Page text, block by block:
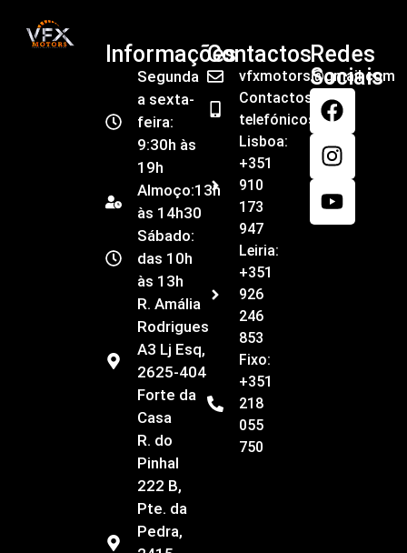
Informações
Segunda
a sexta-
feira:
9:30h às
19h
Almoço:13h
às 14h30
Sábado:
das 10h
às 13h
R. Amália
Rodrigues
A3 Lj Esq,
2625-404
Forte da
Casa
R. do
Pinhal
222 B,
Pte. da
Pedra,
Contactos
vfxmotors@gmail.com
Contactos
telefónicos
Lisboa:
+351
910
173
947
Leiria:
+351
926
246
853
Fixo:
+351
218
055
750
Redes
Sociais